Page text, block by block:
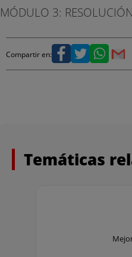
MÓDULO 3:
Compartir en:
Temáticas